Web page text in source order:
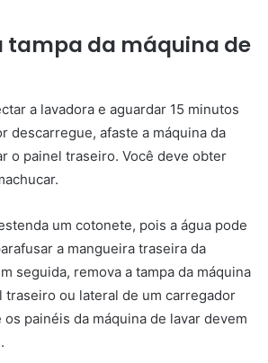
tampa da máquina de
a lavadora e aguardar 15 minutos
descarregue, afaste a máquina da
o painel traseiro. Você deve obter
um cotonete, pois a água pode
a mangueira traseira da
seguida, remova a tampa da máquina
traseiro ou lateral de um carregador
os painéis da máquina de lavar devem